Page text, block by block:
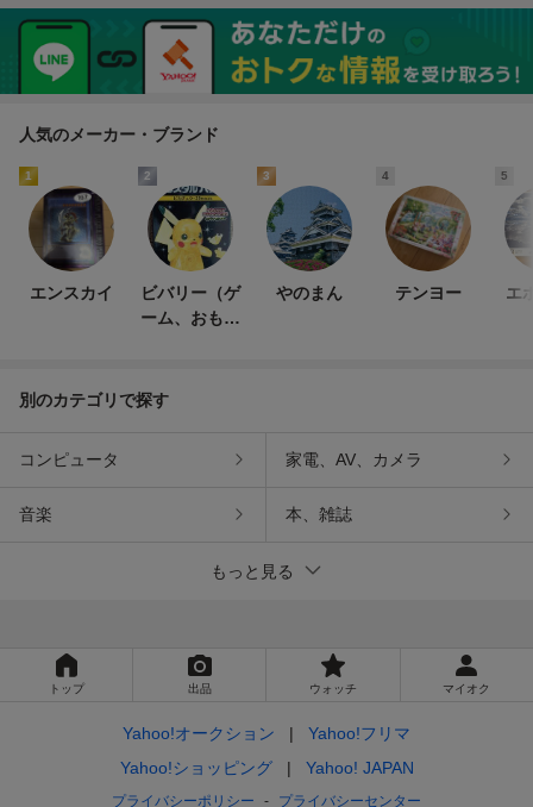
内袋未開封 アリエル Disn
ey
人気のメーカー・ブランド
1
エンスカイ
2
ビバリー（ゲ
ーム、おもち
3
やのまん
4
テンヨー
5
エ
別のカテゴリで探す
コンピュータ 家電、AV、カメラ
音楽 本、雑誌
もっと見る
トップ 出品 ウォッチ マイオク
Yahoo!オークション
Yahoo!フリマ
Yahoo!ショッピング
Yahoo! JAPAN
プライバシーポリシー プライバシーセンター